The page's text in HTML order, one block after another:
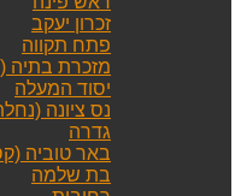
זכרון יעקב
פתח תקווה
מזכרת בתיה
יסוד המעלה
נס ציונה
גדרה
באר טוביה
בת שלמה